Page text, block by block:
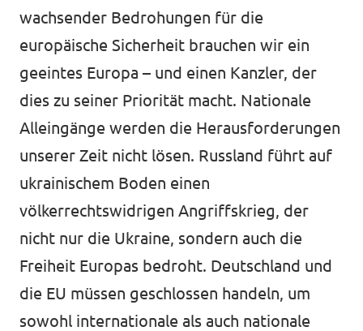
wachsender Bedrohungen für die
europäische Sicherheit brauchen wir ein
geeintes Europa – und einen Kanzler, der
dies zu seiner Priorität macht. Nationale
Alleingänge werden die Herausforderungen
unserer Zeit nicht lösen. Russland führt auf
ukrainischem Boden einen
völkerrechtswidrigen Angriffskrieg, der
nicht nur die Ukraine, sondern auch die
Freiheit Europas bedroht. Deutschland und
die EU müssen geschlossen handeln, um
sowohl internationale als auch nationale